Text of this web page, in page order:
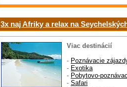
3x naj Afriky a relax na
Viac destinácií
- Poznávacie
- Exotika
- Pobytovo-
- Safari